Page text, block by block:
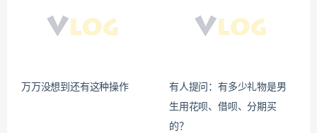
万万没想到还有这种操作
有人提问：有多少礼物是男
生用花呗、借呗、分期买
的？